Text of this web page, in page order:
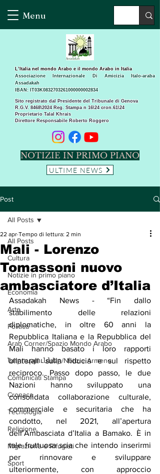
Menu
Sito registrato dal Presidente del Tribunale di Genova
R.G.V. 8468\2024 Reg. Stampa n 16\24 cron.61\24 ​
Proprietario Talal Khrais
Direttore Responsabile Roberto Roggero
L’Italia nel mondo Arabo e il mondo Arabo in Italia
Associazione Internazionale Di Amicizia Italo-araba
Assadakah
IBAN: IT03K0832703261000000002834
NOTIZIE IN PRIMO PIANO
ULTIME NEWS
Post
All Posts
Cultura
Notizie in primo piano
Economia
Arte
Politica
Arab Corner/Spazio Mondo Arabo
Նորություններ/Notizie Armene
Comunicati Stampa
Cronaca
Tecnologia
Religione
Migrazione e Rifugiati
Sport
All Posts
Mali - Lorenzo
Tomassoni nuovo
ambasciatore d’Italia
22 apr Tempo di lettura: 2 min
Assadakah News - “Fin dallo
stabilimento delle relazioni
diplomatiche, in oltre 60 anni la
Repubblica Italiana e la Repubblica del
Mali hanno basato i loro rapporti
bilaterali sulla fiducia e sul rispetto
reciproco. Passo dopo passo, le due
Nazioni hanno sviluppato una
consolidata collaborazione culturale,
commerciale e securitaria che ha
condotto, nel 2021, all’apertura
dell’Ambasciata d’Italia a Bamako. È in
tale fruttuosa scia che intendo inserirmi
per rinnovare e sviluppare
ulteriormente, con approccio